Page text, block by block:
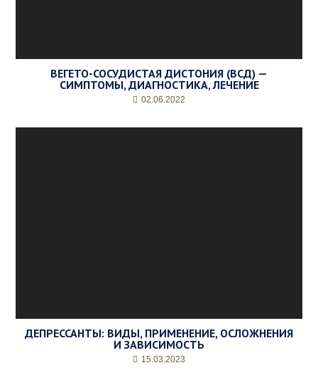
ВЕГЕТО-СОСУДИСТАЯ ДИСТОНИЯ (ВСД) —
СИМПТОМЫ, ДИАГНОСТИКА, ЛЕЧЕНИЕ
02.06.2022
ДЕПРЕССАНТЫ: ВИДЫ, ПРИМЕНЕНИЕ, ОСЛОЖНЕНИЯ
И ЗАВИСИМОСТЬ
15.03.2023